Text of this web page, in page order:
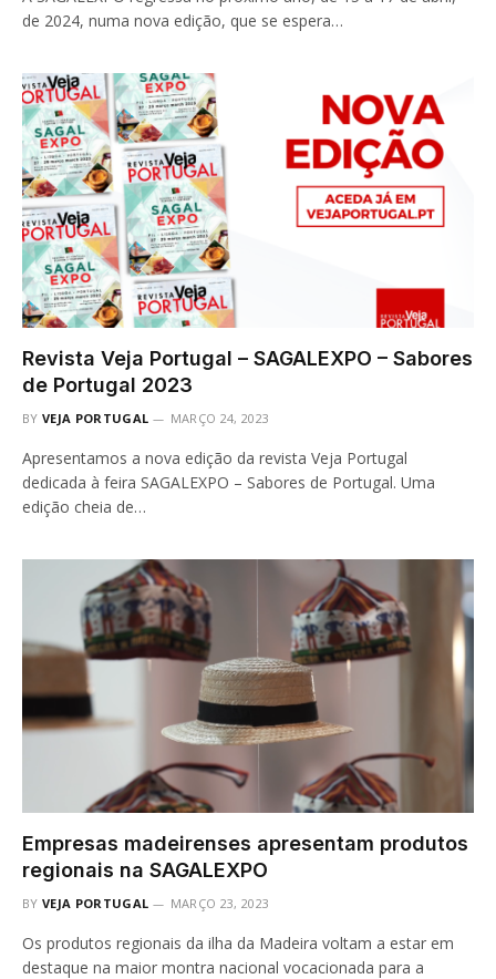
de 2024, numa nova edição, que se espera…
Revista Veja Portugal – SAGALEXPO – Sabores
de Portugal 2023
BY VEJA PORTUGAL MARÇO 24, 2023
Apresentamos a nova edição da revista Veja Portugal
dedicada à feira SAGALEXPO – Sabores de Portugal. Uma
edição cheia de…
Empresas madeirenses apresentam produtos
regionais na SAGALEXPO
BY VEJA PORTUGAL MARÇO 23, 2023
Os produtos regionais da ilha da Madeira voltam a estar em
destaque na maior montra nacional vocacionada para a